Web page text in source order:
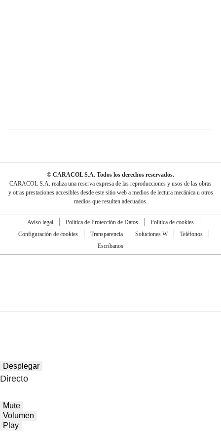
© CARACOL S.A. Todos los derechos reservados.
CARACOL S.A. realiza una reserva expresa de las reproducciones y usos de las obras
y otras prestaciones accesibles desde este sitio web a medios de lectura mecánica u otros
medios que resulten adecuados.
Aviso legal Política de Protección de Datos
Política de cookies
Configuración de cookies
Transparencia Soluciones W
Teléfonos
Escríbanos
Desplegar
Directo
Mute
Volumen
Play